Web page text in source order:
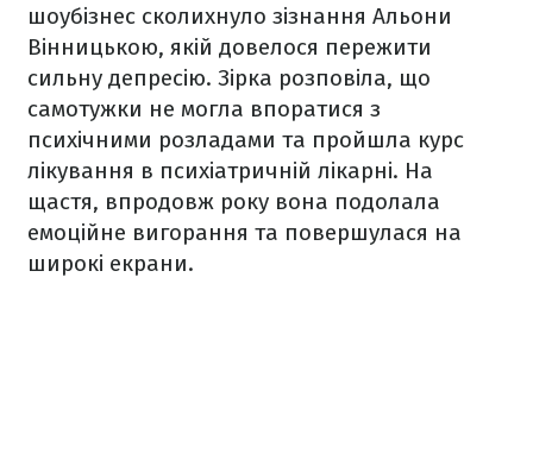
шоубізнес сколихнуло зізнання Альони
Вінницькою, якій довелося пережити
сильну депресію. Зірка розповіла, що
самотужки не могла впоратися з
психічними розладами та пройшла курс
лікування в психіатричній лікарні. На
щастя, впродовж року вона подолала
емоційне вигорання та повершулася на
широкі екрани.